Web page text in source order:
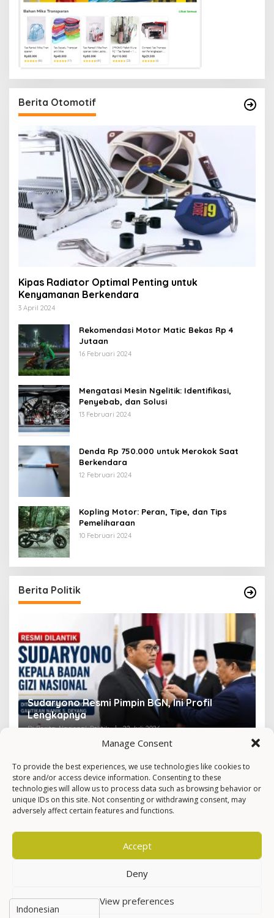
Manage Consent
To provide the best experiences, we use technologies like cookies to
store and/or access device information. Consenting to these
technologies will allow us to process data such as browsing behavior or
unique IDs on this site. Not consenting or withdrawing consent, may
adversely affect certain features and functions.
Accept
Deny
View preferences
Berita Otomotif
Kipas Radiator Optimal Penting untuk
Kenyamanan Berkendara
3 April 2024
Rekomendasi Motor Matic Bekas Rp 4
Jutaan
16 Februari 2024
Mengatasi Mesin Ngelitik: Identifikasi,
Penyebab, dan Solusi
13 Februari 2024
Denda Rp 750.000 untuk Merokok Saat
Berkendara
12 Februari 2024
Kopling Motor: Peran, Tipe, dan Tips
Pemeliharaan
10 Februari 2024
Berita Politik
Sudaryono Resmi Pimpin BGN, Ini Profil
Lengkapnya
Di Berita, Nasional, Politik | 22 Juli 2026 Di
Hak Cipta © Newkarma
Privacy Policy & Terms of Service
Indeks Berita